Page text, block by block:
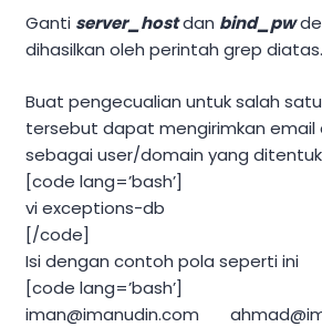
Ganti server_hostdan bind_pw
dihasilkan oleh perintah grep
Buat pengecualian untuk salah
tersebut dapat mengirimkan email
sebagai user/domain yang
[code lang=’bash’]
vi exceptions-db
[/code]
Isi dengan contoh pola seperti ini
[code lang=’bash’]
iman@imanudin.com